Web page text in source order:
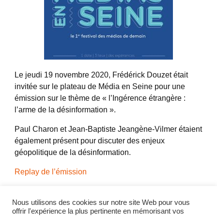
Le jeudi 19 novembre 2020, Frédérick Douzet était
invitée sur le plateau de Média en Seine pour une
émission sur le thème de « l’Ingérence étrangère :
l’arme de la désinformation ».
Paul Charon et Jean-Baptiste Jeangène-Vilmer étaient
également présent pour discuter des enjeux
géopolitique de la désinformation.
Replay de l’émission
Partager l'actualité
Nous utilisons des cookies sur notre site Web pour vous
offrir l'expérience la plus pertinente en mémorisant vos